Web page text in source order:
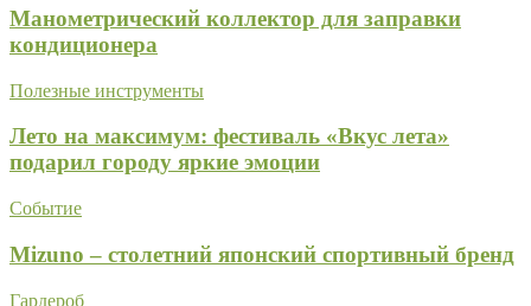
Манометрический коллектор для заправки
кондиционера
Полезные инструменты
Лето на максимум: фестиваль «Вкус лета»
подарил городу яркие эмоции
Событие
Mizuno – столетний японский спортивный бренд
Гардероб